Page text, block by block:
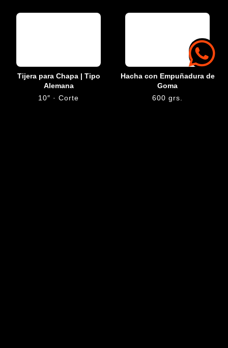
Tijera para Chapa | Tipo
Alemana
10″ · Corte
Hacha con Empuñadura de
Goma
600 grs.